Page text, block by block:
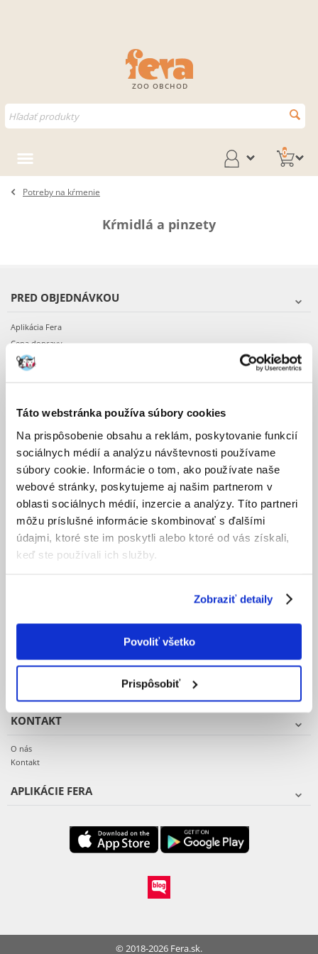
Táto webstránka používa súbory cookies
Na prispôsobenie obsahu a reklám, poskytovanie funkcií
sociálnych médií a analýzu návštevnosti používame
súbory cookie. Informácie o tom, ako používate naše
webové stránky, poskytujeme aj našim partnerom v
oblasti sociálnych médií, inzercie a analýzy. Títo partneri
môžu príslušné informácie skombinovať s ďalšími
údajmi, ktoré ste im poskytli alebo ktoré od vás získali,
keď ste používali ich služby.
Zobraziť detaily
Povoliť všetko
Prispôsobiť
ZOO OBCHOD
0
Potreby na kŕmenie
Kŕmidlá a pinzety
PRED OBJEDNÁVKOU
Aplikácia Fera
Cena dopravy
Doba realizácie objednávok
Obchodné podmienky
OBJEDNÁVKA
Potvrdenie objednávky
Prihlásenie k účtu
Zmena objednávky
Vzor reklamačného protokolu
KONTAKT
O nás
Kontakt
APLIKÁCIE FERA
© 2018-2026 Fera.sk.